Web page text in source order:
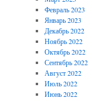
Февраль 2023
Январь 2023
Декабрь 2022
Ноябрь 2022
Октябрь 2022
Сентябрь 2022
Август 2022
Июль 2022
Июнь 2022